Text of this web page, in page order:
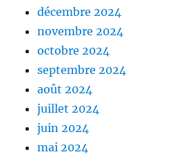
décembre 2024
novembre 2024
octobre 2024
septembre 2024
août 2024
juillet 2024
juin 2024
mai 2024